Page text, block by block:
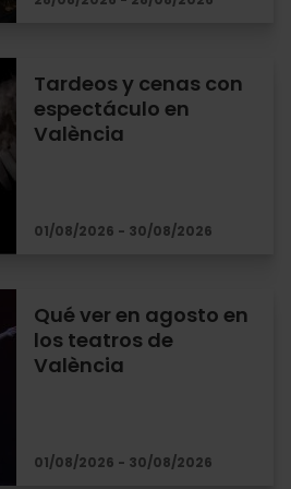
Tardeos y cenas con
espectáculo en
València
01/08/2026 - 30/08/2026
Qué ver en agosto en
los teatros de
València
01/08/2026 - 30/08/2026